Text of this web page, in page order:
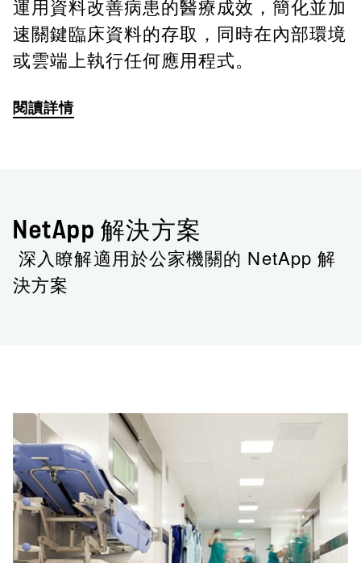
運用資料改善病患的醫療成效，簡化並加
速關鍵臨床資料的存取，同時在內部環境
或雲端上執行任何應用程式。
閱讀詳情
NetApp 解決方案
深入瞭解適用於公家機關的 NetApp 解
決方案